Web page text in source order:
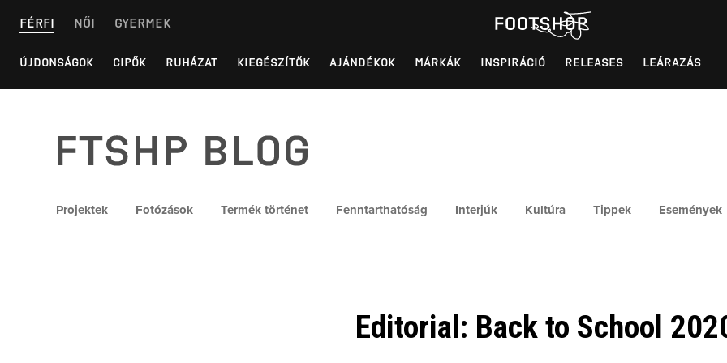
FÉRFI NŐI GYERMEK
ÚJDONSÁGOK CIPŐK RUHÁZAT KIEGÉSZÍTŐK AJÁNDÉKOK MÁRKÁK INSPIRÁCIÓ RELEASES LEÁRAZÁS
FTSHP blog
Projektek Fotózások Termék történet Fenntarthatóság Interjúk Kultúra Tippek Események
Editorial: Back to School